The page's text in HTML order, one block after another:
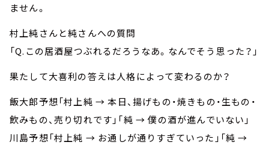
ません。
村上純さんと純さんへの質問
「Q.この居酒屋つぶれるだろうなあ。なんでそう思った？」
果たして大喜利の答えは人格によって変わるのか？
飯大郎予想「村上純 → 本日、揚げもの・焼きもの・生もの・
飲みもの、売り切れです」「純 → 僕の酒が進んでいない」
川島予想「村上純 → お通しが通りすぎていった」「純 →